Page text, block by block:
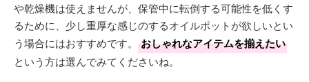
や乾燥機は使えませんが、保管中に転倒する可能性を低くす
るために、少し重厚な感じのするオイルポットが欲しいとい
う場合にはおすすめです。
おしゃれなアイテムを揃えたい
という方は選んでみてくださいね。